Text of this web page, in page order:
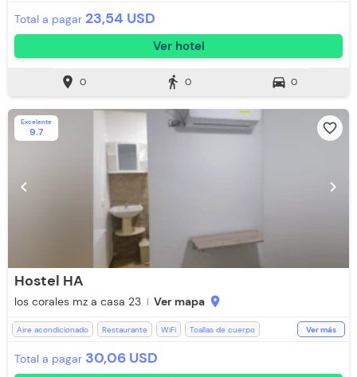
Total a pagar 23,54 USD
Ver hotel
location_on 0 directions_walk 0 directions_car 0
Excelente
9.7 favorite_border
chevron_left chevron_right
Hostel HA
los corales mz a casa 23 Ver mapa location_on
Aire acondicionado Restaurante WiFi
Toallas de cuerpo
Ver más
Total a pagar 30,06 USD